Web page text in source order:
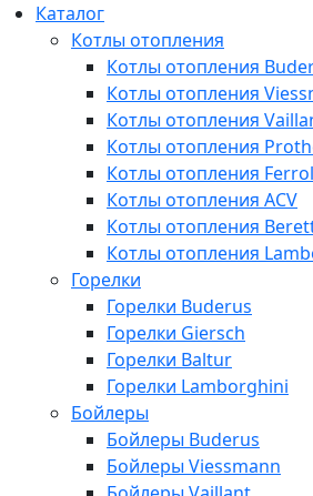
Каталог
Котлы отопления
Котлы отопления
Котлы отопления
Котлы отопления
Котлы отопления
Котлы отопления
Котлы отопления ACV
Котлы отопления
Котлы отопления
Горелки
Горелки Buderus
Горелки Giersch
Горелки Baltur
Горелки Lamborghini
Бойлеры
Бойлеры Buderus
Бойлеры Viessmann